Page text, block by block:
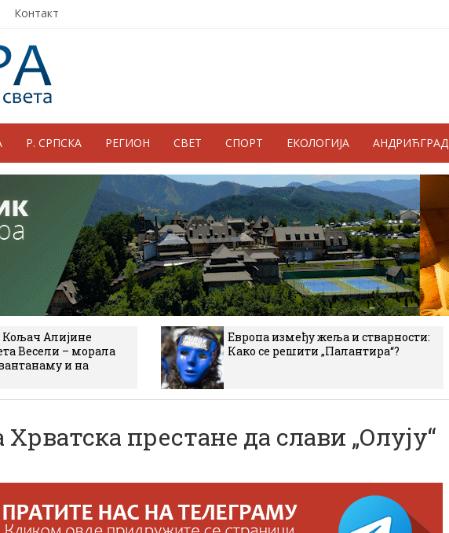
Контакт
Р. СРПСКА РЕГИОН СВЕТ СПОРТ ЕКОЛОГИЈА АНДРИЋГРАД
Алијине
Весели – морала
и на
Европа између жеља и стварности:
Како се решити „Палантира“?
престане да слави „Олују“